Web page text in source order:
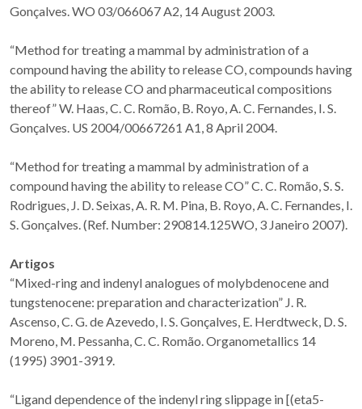
Gonçalves. WO 03/066067 A2, 14 August 2003.
“Method for treating a mammal by administration of a
compound having the ability to release CO, compounds having
the ability to release CO and pharmaceutical compositions
thereof” W. Haas, C. C. Romão, B. Royo, A. C. Fernandes, I. S.
Gonçalves. US 2004/00667261 A1, 8 April 2004.
“Method for treating a mammal by administration of a
compound having the ability to release CO” C. C. Romão, S. S.
Rodrigues, J. D. Seixas, A. R. M. Pina, B. Royo, A. C. Fernandes, I.
S. Gonçalves. (Ref. Number: 290814.125WO, 3 Janeiro 2007).
Artigos
“Mixed-ring and indenyl analogues of molybdenocene and
tungstenocene: preparation and characterization” J. R.
Ascenso, C. G. de Azevedo, I. S. Gonçalves, E. Herdtweck, D. S.
Moreno, M. Pessanha, C. C. Romão. Organometallics 14
(1995) 3901-3919.
“Ligand dependence of the indenyl ring slippage in [(eta5-